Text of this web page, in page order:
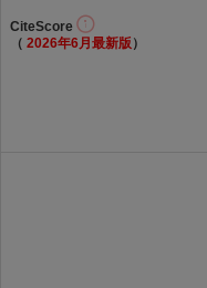
CiteScore
（ 2026年6月最新版 ）